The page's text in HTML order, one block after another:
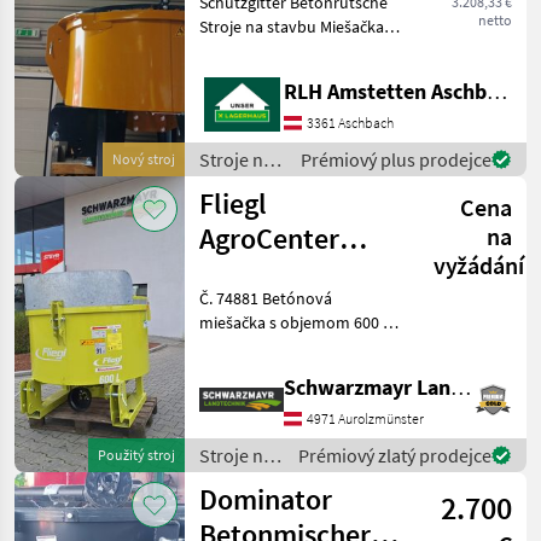
Nový stroj
125
netto
Stroje na stavbu Miešačka
RLH Amstetten Aschbach
3361 Aschbach
Stroje na
stavbu /
Mammut
Prémiový plus prodejce
Použitý stroj
Fliegl
AgroCenter
Betónová
miešačka
Cena
na
vyžádání
Č. 74881 Betónová
miešačka s objemom 600 l -
odpruženými 3-
lopatkovými miešacími
lopatkami - s výpustným
uzáverom vza
Schwarzmayr Landtechnik GmbH - Aurolzmünster
4971 Aurolzmünster
Stroje na
stavbu /
Fliegl
Prémiový zlatý prodejce
Dominator
2.700